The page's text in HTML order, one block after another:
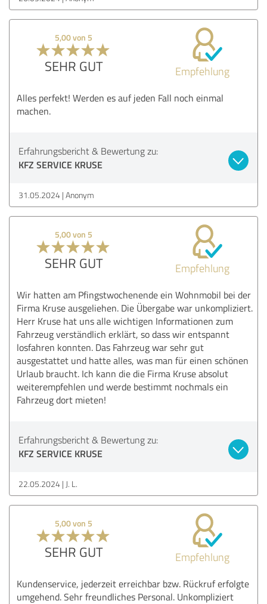
5,00 von 5
SEHR GUT Empfehlung
Alles perfekt! Werden es auf jeden Fall noch einmal
machen.
Erfahrungsbericht & Bewertung zu:
KFZ SERVICE KRUSE
31.05.2024 Anonym
5,00 von 5
SEHR GUT Empfehlung
Wir hatten am Pfingstwochenende ein Wohnmobil bei der
Firma Kruse ausgeliehen. Die Übergabe war unkompliziert.
Herr Kruse hat uns alle wichtigen Informationen zum
Fahrzeug verständlich erklärt, so dass wir entspannt
losfahren konnten. Das Fahrzeug war sehr gut
ausgestattet und hatte alles, was man für einen schönen
Urlaub braucht. Ich kann die die Firma Kruse absolut
weiterempfehlen und werde bestimmt nochmals ein
Fahrzeug dort mieten!
Erfahrungsbericht & Bewertung zu:
KFZ SERVICE KRUSE
22.05.2024 J. L.
5,00 von 5
SEHR GUT Empfehlung
Kundenservice, jederzeit erreichbar bzw. Rückruf erfolgte
umgehend. Sehr freundliches Personal. Unkompliziert